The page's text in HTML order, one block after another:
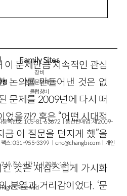
이 문제만큼 지속적인 관심
논의를 만들어낸 것은 없
문제를 2009년에 다시 떠
었을까? 혹은 “어떤 시대적
금 이 질문을 던지게 했”을
것은 새삼스럽게 가시화
분열과 거리감이었다. ‘문
침
Family Sites
창비
창비문화재단
클럽창비
등록번호 : 105-81-63672ㅣ통신판매업 : 제 2009-
팩스 : 031-955-3399 ㅣcnc@changbi.com ㅣ개인
), 점심시간 11시 30분~13시
Reserved.